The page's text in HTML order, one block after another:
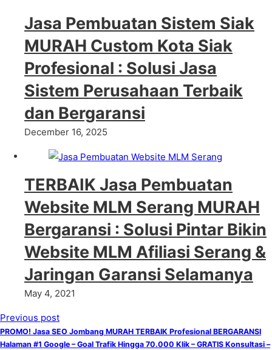
Jasa Pembuatan Sistem Siak
MURAH Custom Kota Siak
Profesional : Solusi Jasa
Sistem Perusahaan Terbaik
dan Bergaransi
December 16, 2025
TERBAIK Jasa Pembuatan
Website MLM Serang MURAH
Bergaransi : Solusi Pintar Bikin
Website MLM Afiliasi Serang &
Jaringan Garansi Selamanya
May 4, 2021
Previous post
PROMO! Jasa SEO Jombang MURAH TERBAIK Profesional BERGARANSI
Halaman #1 Google – Goal Trafik Hingga 70.000 Klik – GRATIS Konsultasi –